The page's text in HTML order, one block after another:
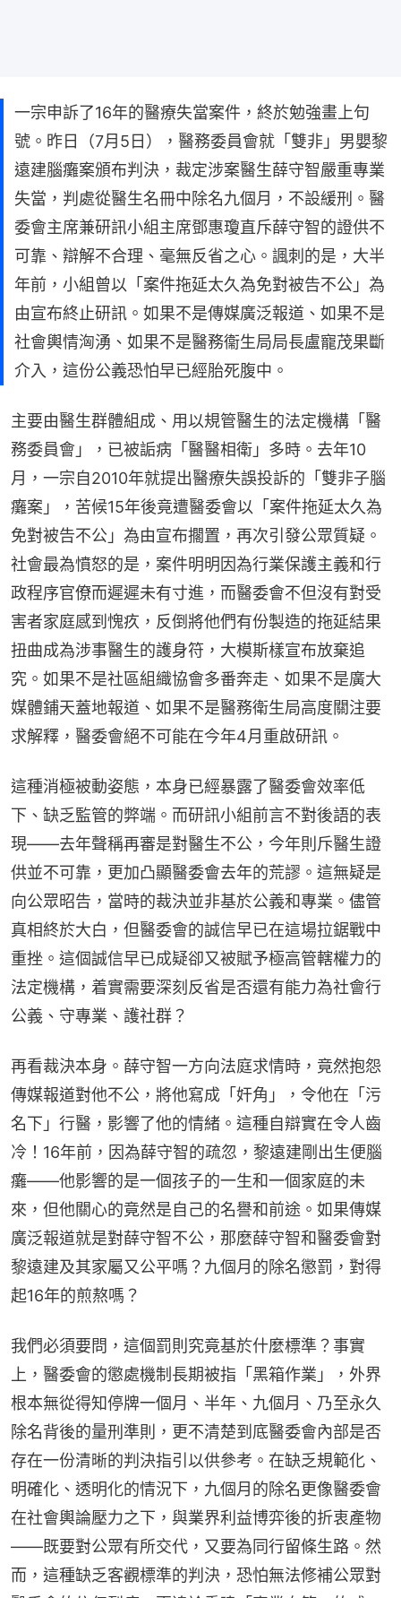
一宗申訴了16年的醫療失當案件，終於勉強畫上句
號。昨日（7月5日），醫務委員會就「雙非」男嬰黎
遠建腦癱案頒布判決，裁定涉案醫生薛守智嚴重專業
失當，判處從醫生名冊中除名九個月，不設緩刑。醫
委會主席兼研訊小組主席鄧惠瓊直斥薛守智的證供不
可靠、辯解不合理、毫無反省之心。諷刺的是，大半
年前，小組曾以「案件拖延太久為免對被告不公」為
由宣布終止研訊。如果不是傳媒廣泛報道、如果不是
社會輿情洶湧、如果不是醫務衞生局局長盧寵茂果斷
介入，這份公義恐怕早已經胎死腹中。
主要由醫生群體組成、用以規管醫生的法定機構「醫
務委員會」，已被詬病「醫醫相衛」多時。去年10
月，一宗自2010年就提出醫療失誤投訴的「雙非子腦
癱案」，苦候15年後竟遭醫委會以「案件拖延太久為
免對被告不公」為由宣布擱置，再次引發公眾質疑。
社會最為憤怒的是，案件明明因為行業保護主義和行
政程序官僚而遲遲未有寸進，而醫委會不但沒有對受
害者家庭感到愧疚，反倒將他們有份製造的拖延結果
扭曲成為涉事醫生的護身符，大模斯樣宣布放棄追
究。如果不是社區組織協會多番奔走、如果不是廣大
媒體鋪天蓋地報道、如果不是醫務衛生局高度關注要
求解釋，醫委會絕不可能在今年4月重啟研訊。
這種消極被動姿態，本身已經暴露了醫委會效率低
下、缺乏監管的弊端。而研訊小組前言不對後語的表
現——去年聲稱再審是對醫生不公，今年則斥醫生證
供並不可靠，更加凸顯醫委會去年的荒謬。這無疑是
向公眾昭告，當時的裁決並非基於公義和專業。儘管
真相終於大白，但醫委會的誠信早已在這場拉鋸戰中
重挫。這個誠信早已成疑卻又被賦予極高管轄權力的
法定機構，着實需要深刻反省是否還有能力為社會行
公義、守專業、護社群？
再看裁決本身。薛守智一方向法庭求情時，竟然抱怨
傳媒報道對他不公，將他寫成「奸角」，令他在「污
名下」行醫，影響了他的情緒。這種自辯實在令人齒
冷！16年前，因為薛守智的疏忽，黎遠建剛出生便腦
癱——他影響的是一個孩子的一生和一個家庭的未
來，但他關心的竟然是自己的名譽和前途。如果傳媒
廣泛報道就是對薛守智不公，那麼薛守智和醫委會對
黎遠建及其家屬又公平嗎？九個月的除名懲罰，對得
起16年的煎熬嗎？
我們必須要問，這個罰則究竟基於什麼標準？事實
上，醫委會的懲處機制長期被指「黑箱作業」，外界
根本無從得知停牌一個月、半年、九個月、乃至永久
除名背後的量刑準則，更不清楚到底醫委會內部是否
存在一份清晰的判決指引以供參考。在缺乏規範化、
明確化、透明化的情況下，九個月的除名更像醫委會
在社會輿論壓力之下，與業界利益博弈後的折衷產物
——既要對公眾有所交代，又要為同行留條生路。然
而，這種缺乏客觀標準的判決，恐怕無法修補公眾對